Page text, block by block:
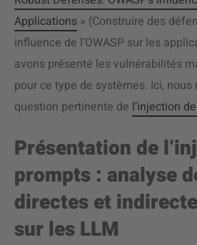
Applications » (Construire des
influence de l’OWASP sur les
avons présenté les vulnérabilités
pour ce type de systèmes. Ici,
question pertinente de l’injection
Présentation de
prompts : analyse
directes et
sur les LLM